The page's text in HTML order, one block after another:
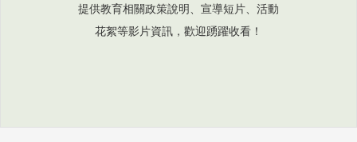
提供教育相關政策說明、宣導短片、活動
花絮等影片資訊，歡迎踴躍收看！